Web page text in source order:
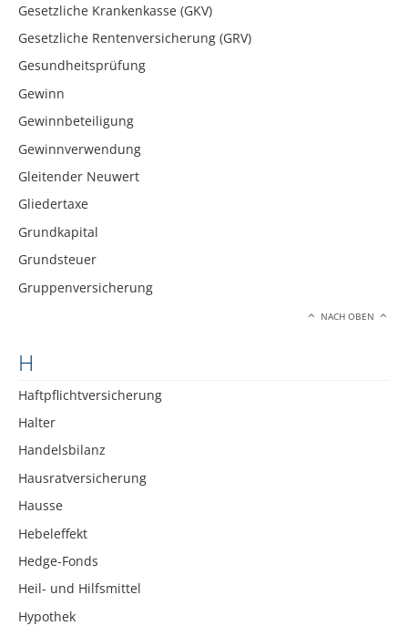
Gesetzliche Krankenkasse (GKV)
Gesetzliche Rentenversicherung (GRV)
Gesundheitsprüfung
Gewinn
Gewinnbeteiligung
Gewinnverwendung
Gleitender Neuwert
Gliedertaxe
Grundkapital
Grundsteuer
Gruppenversicherung
NACH OBEN
H
Haftpflichtversicherung
Halter
Handelsbilanz
Hausratversicherung
Hausse
Hebeleffekt
Hedge-Fonds
Heil- und Hilfsmittel
Hypothek